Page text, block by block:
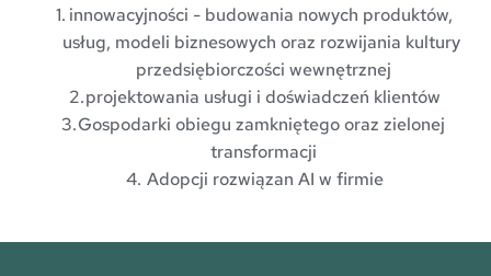
innowacyjności - budowania nowych produktów,
usług, modeli biznesowych oraz rozwijania kultury
przedsiębiorczości wewnętrznej
projektowania usługi i doświadczeń klientów
Gospodarki obiegu zamkniętego oraz zielonej
transformacji
Adopcji rozwiązan AI w firmie